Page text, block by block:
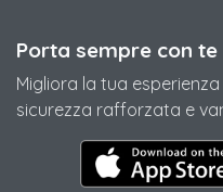
Porta sempre con te
Migliora la tua
sicurezza rafforzata e